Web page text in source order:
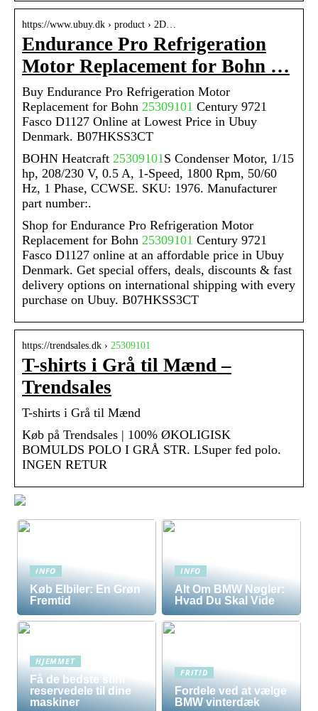
https://www.ubuy.dk › product › 2D…
Endurance Pro Refrigeration
Motor Replacement for Bohn …
Buy Endurance Pro Refrigeration Motor
Replacement for Bohn 25309101 Century 9721
Fasco D1127 Online at Lowest Price in Ubuy
Denmark. B07HKSS3CT
BOHN Heatcraft 25309101S Condenser Motor, 1/15
hp, 208/230 V, 0.5 A, 1-Speed, 1800 Rpm, 50/60
Hz, 1 Phase, CCWSE. SKU: 1976. Manufacturer
part number:.
Shop for Endurance Pro Refrigeration Motor
Replacement for Bohn 25309101 Century 9721
Fasco D1127 online at an affordable price in Ubuy
Denmark. Get special offers, deals, discounts & fast
delivery options on international shipping with every
purchase on Ubuy. B07HKSS3CT
https://trendsales.dk › 25309101
T-shirts i Grå til Mænd –
Trendsales
T-shirts i Grå til Mænd
Køb på Trendsales | 100% ØKOLIGISK
BOMULDS POLO I GRÅ STR. LSuper fed polo.
INGEN RETUR
INFO
Køb Elbiler: En Grøn
Fremtid
INFO
Alt Om BMW Nøgler:
Hvad Du Skal Vide
HJEMMET
Få de bedste stihl
reservedele til dine
maskiner
FRITID
Fordele ved at vælge
BMW vinterdæk